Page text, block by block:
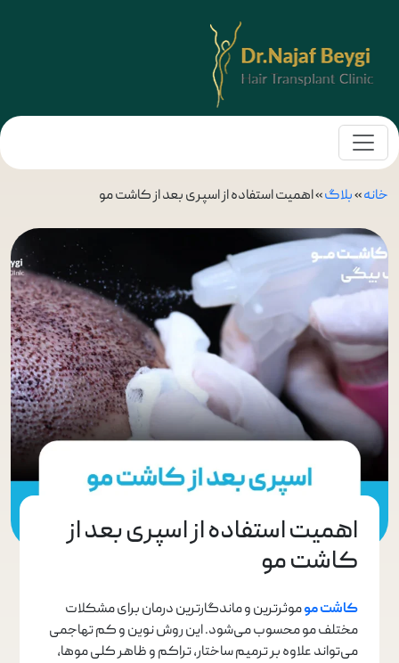
خانه»بلاگ»اهمیت استفاده از اسپری بعد از کاشت مو
اهمیت استفاده از اسپری بعد از
کاشت مو
کاشت موموثرترین و ماندگارترین درمان برای مشکلات
مختلف مو محسوب می‌شود. این روش نوین و کم تهاجمی
می‌تواند علاوه بر ترمیم ساختار، تراکم و ظاهر کلی موها،